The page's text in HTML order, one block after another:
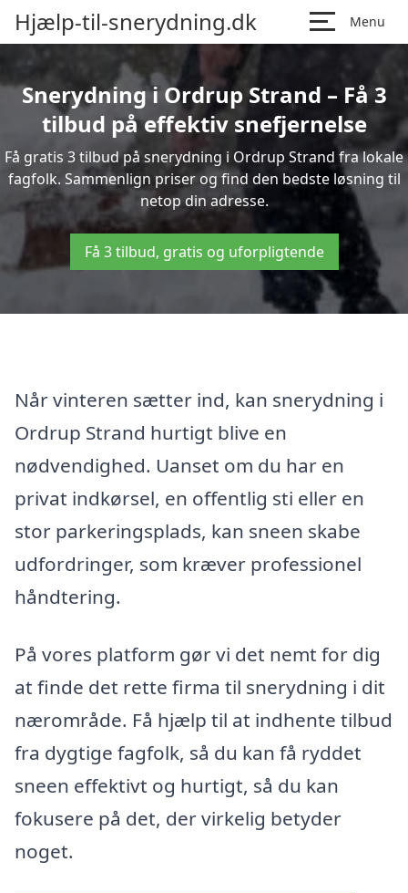
Hjælp-til-snerydning.dk Menu
Snerydning i Ordrup Strand – Få 3
tilbud på effektiv snefjernelse
Få gratis 3 tilbud på snerydning i Ordrup Strand fra lokale
fagfolk. Sammenlign priser og find den bedste løsning til
netop din adresse.
Få 3 tilbud, gratis og uforpligtende
Når vinteren sætter ind, kan snerydning i
Ordrup Strand hurtigt blive en
nødvendighed. Uanset om du har en
privat indkørsel, en offentlig sti eller en
stor parkeringsplads, kan sneen skabe
udfordringer, som kræver professionel
håndtering.
På vores platform gør vi det nemt for dig
at finde det rette firma til snerydning i dit
nærområde. Få hjælp til at indhente tilbud
fra dygtige fagfolk, så du kan få ryddet
sneen effektivt og hurtigt, så du kan
fokusere på det, der virkelig betyder
noget.